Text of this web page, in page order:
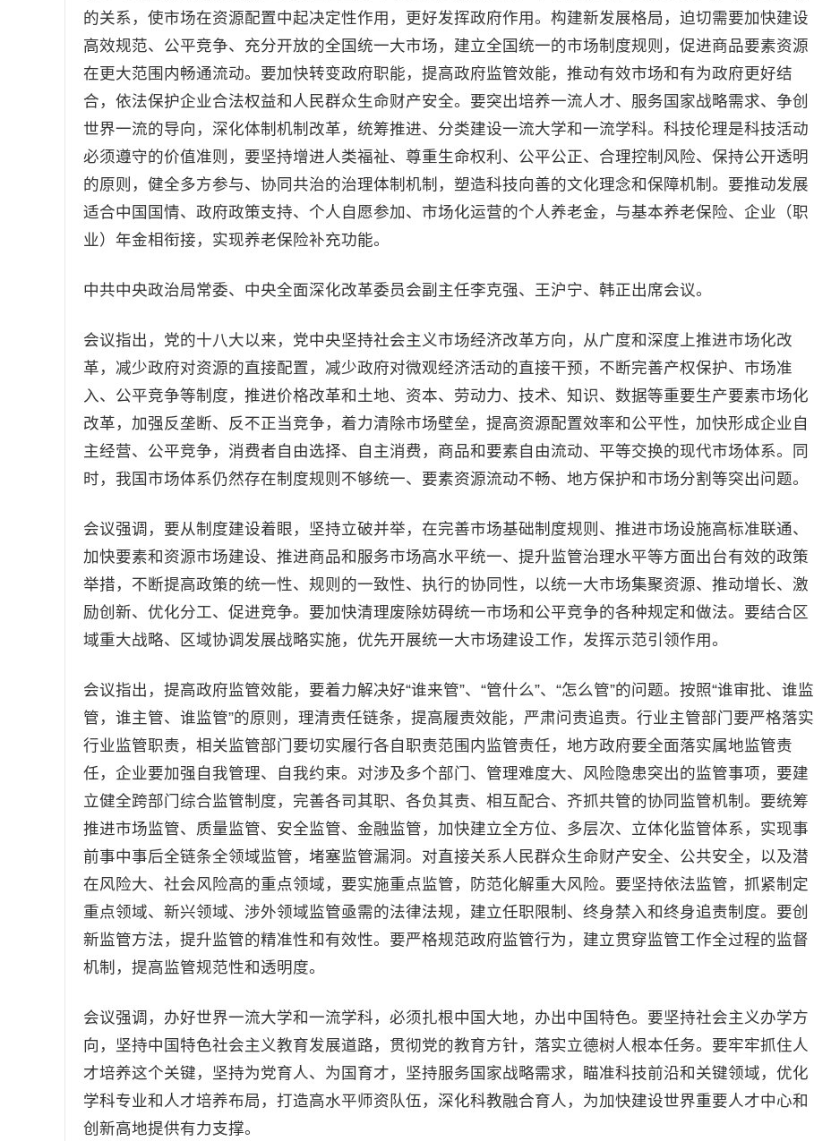
的关系，使市场在资源配置中起决定性作用，更好发挥政府作用。构建新发展格局，迫切需要加快建设
高效规范、公平竞争、充分开放的全国统一大市场，建立全国统一的市场制度规则，促进商品要素资源
在更大范围内畅通流动。要加快转变政府职能，提高政府监管效能，推动有效市场和有为政府更好结
合，依法保护企业合法权益和人民群众生命财产安全。要突出培养一流人才、服务国家战略需求、争创
世界一流的导向，深化体制机制改革，统筹推进、分类建设一流大学和一流学科。科技伦理是科技活动
必须遵守的价值准则，要坚持增进人类福祉、尊重生命权利、公平公正、合理控制风险、保持公开透明
的原则，健全多方参与、协同共治的治理体制机制，塑造科技向善的文化理念和保障机制。要推动发展
适合中国国情、政府政策支持、个人自愿参加、市场化运营的个人养老金，与基本养老保险、企业（职
业）年金相衔接，实现养老保险补充功能。
中共中央政治局常委、中央全面深化改革委员会副主任李克强、王沪宁、韩正出席会议。
会议指出，党的十八大以来，党中央坚持社会主义市场经济改革方向，从广度和深度上推进市场化改
革，减少政府对资源的直接配置，减少政府对微观经济活动的直接干预，不断完善产权保护、市场准
入、公平竞争等制度，推进价格改革和土地、资本、劳动力、技术、知识、数据等重要生产要素市场化
改革，加强反垄断、反不正当竞争，着力清除市场壁垒，提高资源配置效率和公平性，加快形成企业自
主经营、公平竞争，消费者自由选择、自主消费，商品和要素自由流动、平等交换的现代市场体系。同
时，我国市场体系仍然存在制度规则不够统一、要素资源流动不畅、地方保护和市场分割等突出问题。
会议强调，要从制度建设着眼，坚持立破并举，在完善市场基础制度规则、推进市场设施高标准联通、
加快要素和资源市场建设、推进商品和服务市场高水平统一、提升监管治理水平等方面出台有效的政策
举措，不断提高政策的统一性、规则的一致性、执行的协同性，以统一大市场集聚资源、推动增长、激
励创新、优化分工、促进竞争。要加快清理废除妨碍统一市场和公平竞争的各种规定和做法。要结合区
域重大战略、区域协调发展战略实施，优先开展统一大市场建设工作，发挥示范引领作用。
会议指出，提高政府监管效能，要着力解决好“谁来管”、“管什么”、“怎么管”的问题。按照“谁审批、谁监
管，谁主管、谁监管”的原则，理清责任链条，提高履责效能，严肃问责追责。行业主管部门要严格落实
行业监管职责，相关监管部门要切实履行各自职责范围内监管责任，地方政府要全面落实属地监管责
任，企业要加强自我管理、自我约束。对涉及多个部门、管理难度大、风险隐患突出的监管事项，要建
立健全跨部门综合监管制度，完善各司其职、各负其责、相互配合、齐抓共管的协同监管机制。要统筹
推进市场监管、质量监管、安全监管、金融监管，加快建立全方位、多层次、立体化监管体系，实现事
前事中事后全链条全领域监管，堵塞监管漏洞。对直接关系人民群众生命财产安全、公共安全，以及潜
在风险大、社会风险高的重点领域，要实施重点监管，防范化解重大风险。要坚持依法监管，抓紧制定
重点领域、新兴领域、涉外领域监管亟需的法律法规，建立任职限制、终身禁入和终身追责制度。要创
新监管方法，提升监管的精准性和有效性。要严格规范政府监管行为，建立贯穿监管工作全过程的监督
机制，提高监管规范性和透明度。
会议强调，办好世界一流大学和一流学科，必须扎根中国大地，办出中国特色。要坚持社会主义办学方
向，坚持中国特色社会主义教育发展道路，贯彻党的教育方针，落实立德树人根本任务。要牢牢抓住人
才培养这个关键，坚持为党育人、为国育才，坚持服务国家战略需求，瞄准科技前沿和关键领域，优化
学科专业和人才培养布局，打造高水平师资队伍，深化科教融合育人，为加快建设世界重要人才中心和
创新高地提供有力支撑。